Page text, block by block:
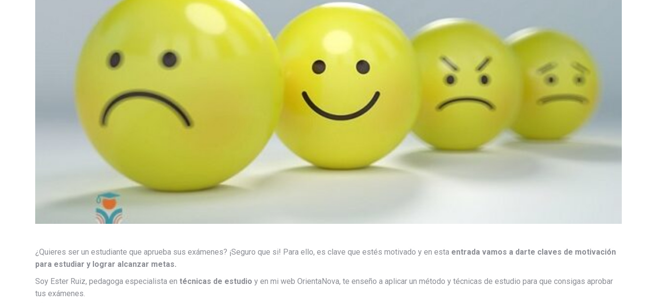
¿Quieres ser un estudiante que aprueba sus exámenes? ¡Seguro que si! Para ello, es clave que estés motivado y en esta entrada vamos a darte claves de motivación
para estudiar y lograr alcanzar metas.
Soy Ester Ruiz, pedagoga especialista en técnicas de estudio y en mi web OrientaNova, te enseño a aplicar un método y técnicas de estudio para que consigas aprobar
tus exámenes.